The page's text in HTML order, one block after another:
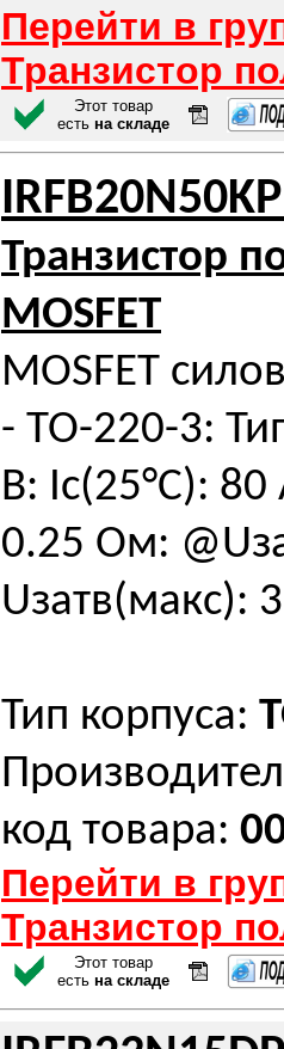
Перейти в
Транзистор
Этот товар
есть на складе
Транзистор
MOSFET
MOSFET
- TO-220-3:
В: Iс(25°C):
0.25 Ом:
Uзатв(макс):
Тип корпуса:
код товара:
Перейти в
Транзистор
Этот товар
есть на складе